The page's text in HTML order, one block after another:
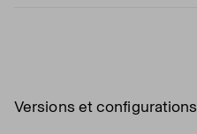
Versions et configurations